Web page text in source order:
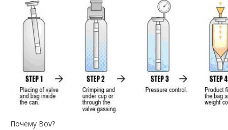
Почему Bov?